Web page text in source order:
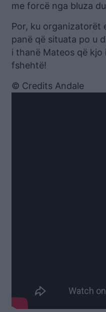
me forcë nga bluza
Por, ku organizatorët
panë që situata po u
i thanë Mateos që kjo
fshehtë!
© Credits Andale